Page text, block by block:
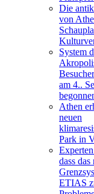
Die
von
System
am 4..
Athen
neuen
Park in
dass
ETIAS